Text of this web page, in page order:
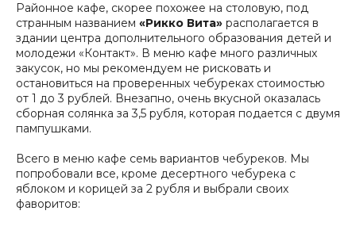
Районное кафе, скорее похожее на столовую, под
странным названием «Рикко Вита» располагается в
здании центра дополнительного образования детей и
молодежи «Контакт». В меню кафе много различных
закусок, но мы рекомендуем не рисковать и
остановиться на проверенных чебуреках стоимостью
от 1 до 3 рублей. Внезапно, очень вкусной оказалась
сборная солянка за 3,5 рубля, которая подается с двумя
пампушками.
Всего в меню кафе семь вариантов чебуреков. Мы
попробовали все, кроме десертного чебурека с
яблоком и корицей за 2 рубля и выбрали своих
фаворитов: